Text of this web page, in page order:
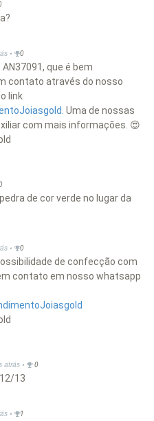
• 0
que é bem
contato através do nosso
link
Uma de nossas
com mais informações. 😍
de cor verde no lugar da
• 0
de confecção com
contato em nosso whatsapp
atrás • 0
13
• 1